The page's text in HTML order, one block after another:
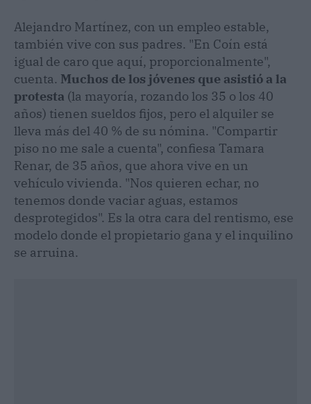
Alejandro Martínez, con un empleo estable,
también vive con sus padres. "En Coín está
igual de caro que aquí, proporcionalmente",
cuenta. Muchos de los jóvenes que asistió a la
protesta (la mayoría, rozando los 35 o los 40
años) tienen sueldos fijos, pero el alquiler se
lleva más del 40 % de su nómina. "Compartir
piso no me sale a cuenta", confiesa Tamara
Renar, de 35 años, que ahora vive en un
vehículo vivienda. "Nos quieren echar, no
tenemos donde vaciar aguas, estamos
desprotegidos". Es la otra cara del rentismo, ese
modelo donde el propietario gana y el inquilino
se arruina.